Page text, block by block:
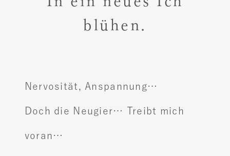
blühen.
Nervosität, Anspannung…
Doch die Neugier… Treibt mich
voran…